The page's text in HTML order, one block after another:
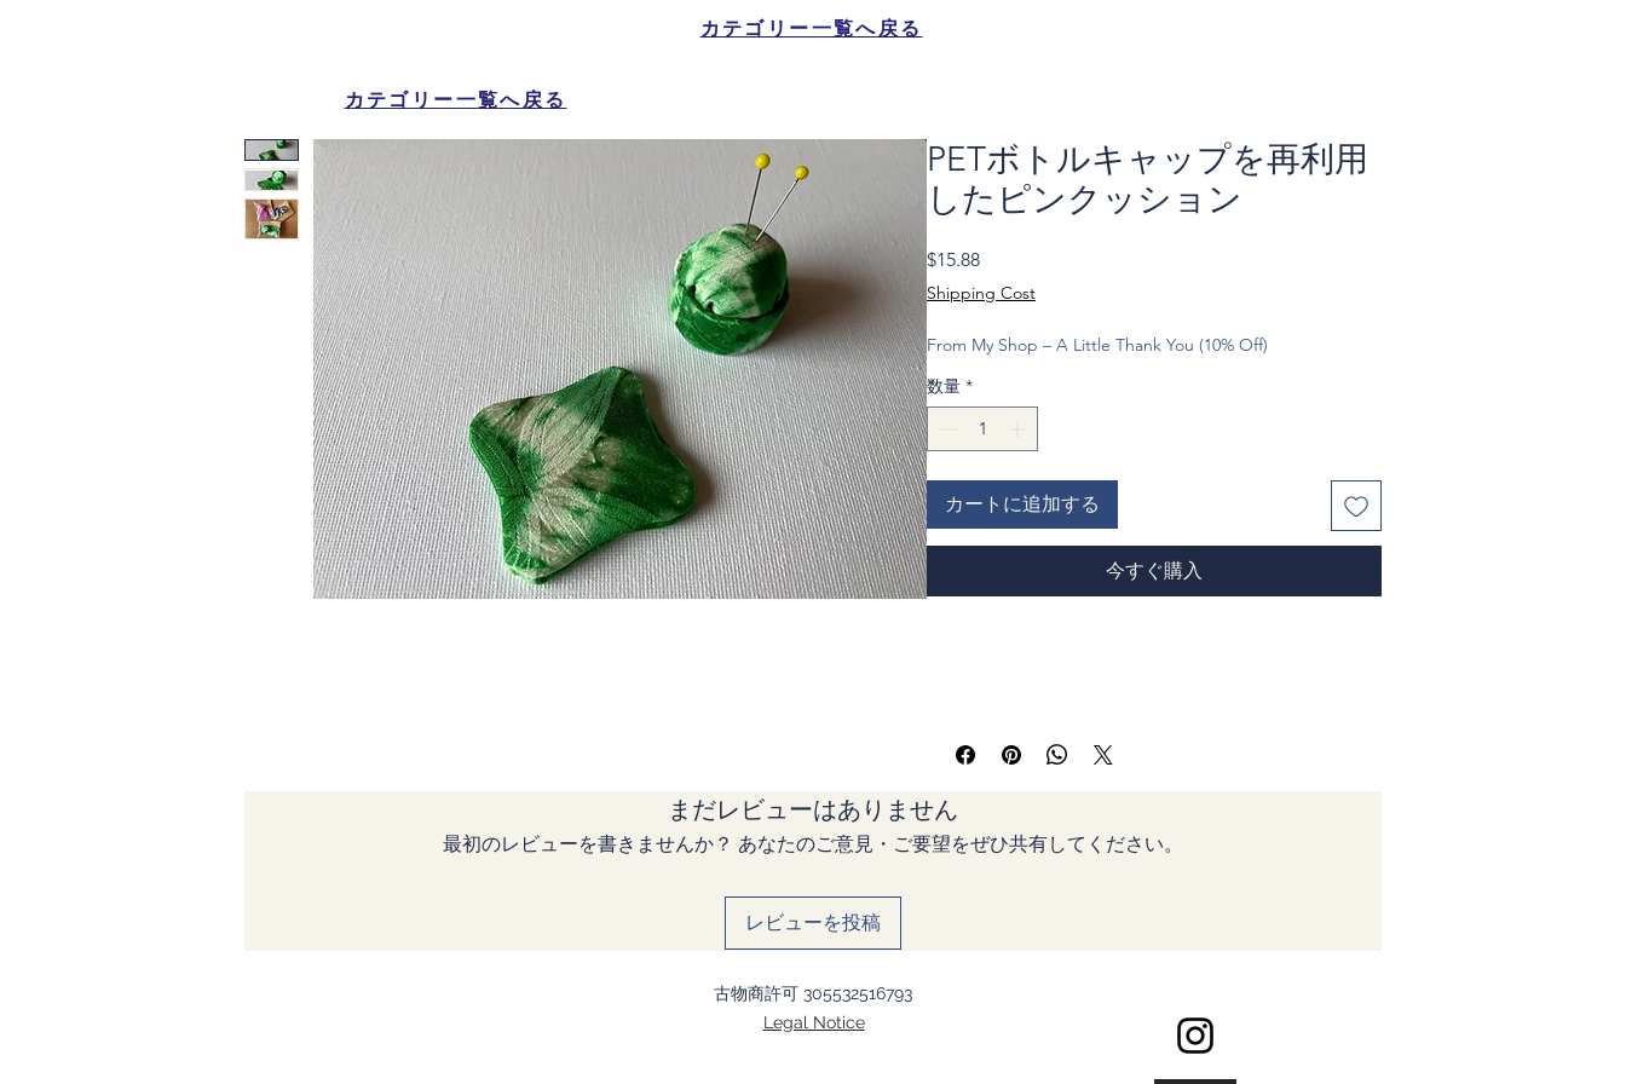
カテゴリー一覧へ戻る
カテゴリー一覧へ戻る
PETボトルキャップを再利用
したピンクッション
$15.88価
Shipping Cost
From My Shop – A Little Thank You (10% Off)
数量 *
カートに追加する
今すぐ購入
用してつくりました。美しい緑色のお針仕事の友、ピンク
ッションと糸巻のセットです パッチワークキルト、こぎん
まだレビューはありません
最初のレビューを書きませんか？ あなたのご意見・ご要望をぜひ共有してください。
レビューを投稿
古物商許可 305532516793
Legal Notice